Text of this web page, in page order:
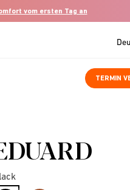
vom ersten Tag an
TERMIN